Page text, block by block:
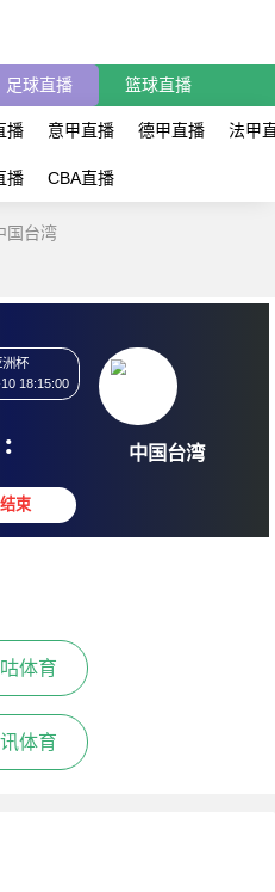
足球直播 篮球直播
播 意甲直播 德甲直播 法甲
播 CBA直播
国台湾
2025-06-10 18:15:00
:
体育
体育